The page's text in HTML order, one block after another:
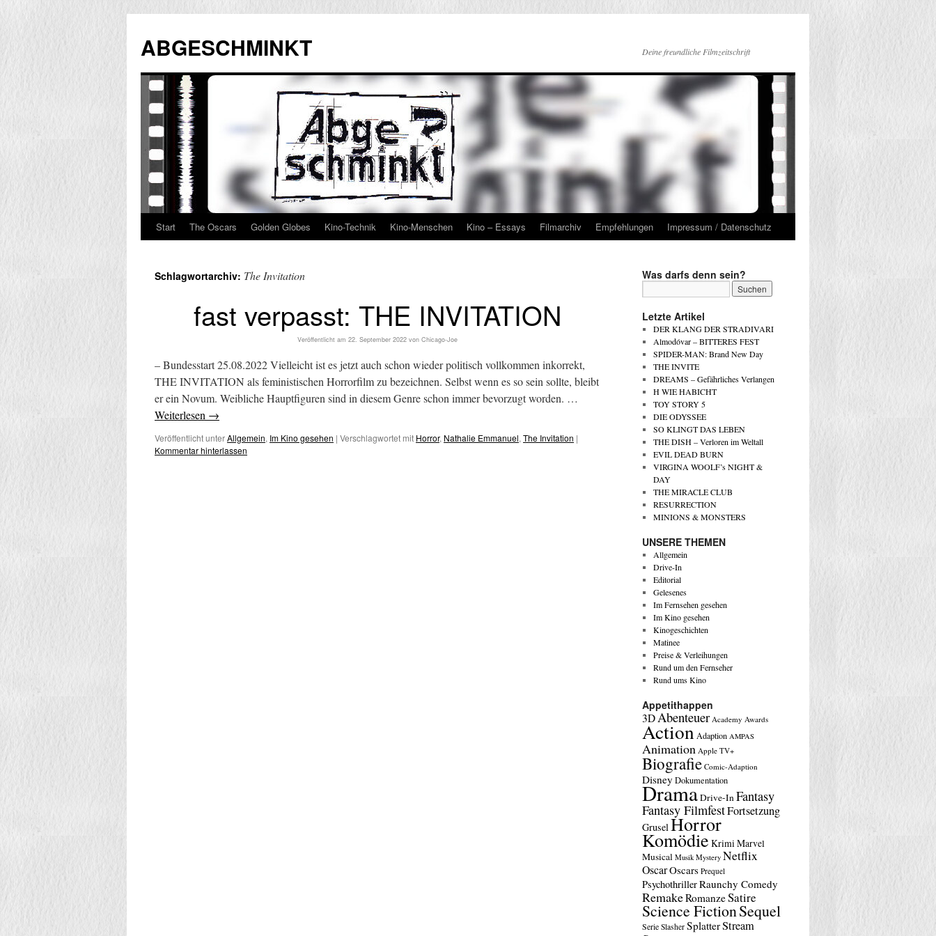
springen
ABGESCHMINKT Deine freundliche Filmzeitschrift
Start The Oscars Golden Globes Kino-Technik Kino-Menschen Kino – Essays Filmarchiv Empfehlungen Impressum / Datenschutz
Schlagwortarchiv: The Invitation
fast verpasst: THE INVITATION
Veröffentlicht am 22. September 2022 von Chicago-Joe
– Bundesstart 25.08.2022 Vielleicht ist es jetzt auch schon wieder politisch vollkommen inkorrekt,
THE INVITATION als feministischen Horrorfilm zu bezeichnen. Selbst wenn es so sein sollte, bleibt
er ein Novum. Weibliche Hauptfiguren sind in diesem Genre schon immer bevorzugt worden. …
Weiterlesen →
Veröffentlicht unterAllgemein, Im Kino gesehen | Verschlagwortet mit Horror, Nathalie Emmanuel, The Invitation |
Kommentar hinterlassen
Was darfs denn sein?
Letzte Artikel
DER KLANG DER STRADIVARI
Almodóvar – BITTERES FEST
SPIDER-MAN: Brand New Day
THE INVITE
DREAMS – Gefährliches Verlangen
H WIE HABICHT
TOY STORY 5
DIE ODYSSEE
SO KLINGT DAS LEBEN
THE DISH – Verloren im Weltall
EVIL DEAD BURN
VIRGINA WOOLF’s NIGHT &
DAY
THE MIRACLE CLUB
RESURRECTION
MINIONS & MONSTERS
UNSERE THEMEN
Allgemein
Drive-In
Editorial
Gelesenes
Im Fernsehen gesehen
Im Kino gesehen
Kinogeschichten
Matinee
Preise & Verleihungen
Rund um den Fernseher
Rund ums Kino
Appetithappen
3DAbenteuer Academy Awards
Action Adaption AMPAS
Animation Apple TV+
Biografie Comic-Adaption
Disney Dokumentation
DramaDrive-InFantasy
Fantasy FilmfestFortsetzung
GruselHorror
Komödie KrimiMarvel
Musical Musik Mystery Netflix
OscarOscars Prequel
PsychothrillerRaunchy Comedy
RemakeRomanzeSatire
Science FictionSequel
Serie Slasher SplatterStream